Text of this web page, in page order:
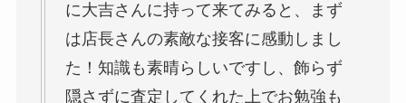
に大吉さんに持って来てみると、まず
は店長さんの素敵な接客に感動しまし
た！知識も素晴らしいですし、飾らず
隠さずに査定してくれた上でお勉強も